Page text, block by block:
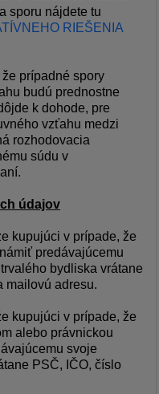
sporu nájdete tu
RIEŠENIA
prípadné spory
budú prednostne
k dohode, pre
vzťahu medzi
rozhodovacia
súdu v
údajov
kupujúci v prípade, že
predávajúcemu
bydliska vrátane
mailovú adresu.
kupujúci v prípade, že
alebo právnickou
svoje
PSČ, IČO, číslo